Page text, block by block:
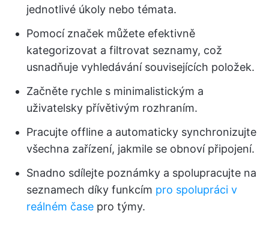
jednotlivé úkoly nebo témata.
Pomocí značek můžete efektivně
kategorizovat a filtrovat seznamy, což
usnadňuje vyhledávání souvisejících položek.
Začněte rychle s minimalistickým a
uživatelsky přívětivým rozhraním.
Pracujte offline a automaticky synchronizujte
všechna zařízení, jakmile se obnoví připojení.
Snadno sdílejte poznámky a spolupracujte na
seznamech díky funkcím pro spolupráci v
reálném čase pro týmy.